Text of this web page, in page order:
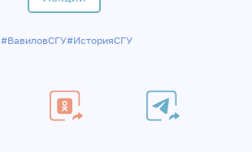
#ВавиловСГУ#ИсторияСГУ